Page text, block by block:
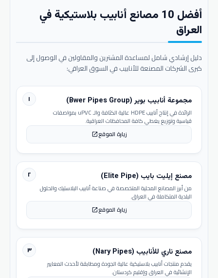
أفضل 10 مصانع أنابيب بلاستيكية في
العراق
دليل إرشادي شامل لمساعدة المشترين والمقاولين في الوصول إلى
كبرى الشركات المصنعة للأنابيب في السوق العراقي:
١ مجموعة أنابيب بوير (Bwer Pipes Group)
الرائدة في إنتاج أنابيب HDPE عالية الكثافة والـ uPVC بمواصفات
قياسية وتوزيع يغطي كافة المحافظات العراقية.
زيارة الموقعopen_in_new
٢ مصنع إيليت بايب (Elite Pipe)
من أبرز المصانع المحلية المتخصصة في صناعة أنابيب البلاستيك والحلول
البلدية المتكاملة في العراق.
زيارة الموقعopen_in_new
٣ مصنع ناري للأنابيب (Nary Pipes)
يقدم منتجات أنابيب بلاستيكية عالية الجودة ومطابقة لأحدث المعايير
الإنشائية في العراق وإقليم كردستان.